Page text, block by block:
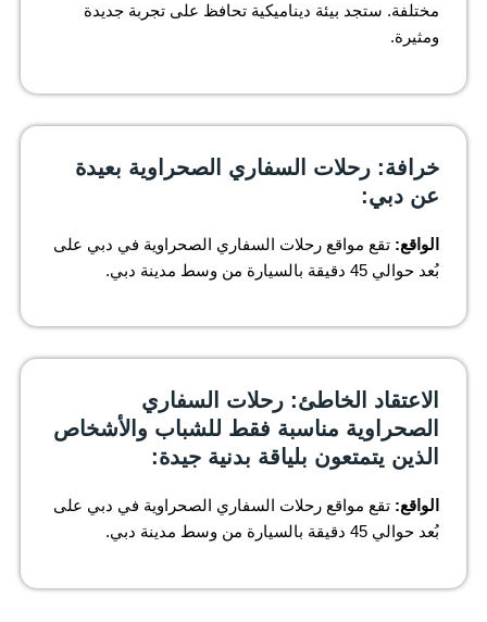
مختلفة. ستجد بيئة ديناميكية تحافظ على تجربة جديدة
ومثيرة.
خرافة: رحلات السفاري الصحراوية بعيدة
عن دبي:
الواقع: تقع مواقع رحلات السفاري الصحراوية في دبي على
بُعد حوالي 45 دقيقة بالسيارة من وسط مدينة دبي.
الاعتقاد الخاطئ: رحلات السفاري
الصحراوية مناسبة فقط للشباب والأشخاص
الذين يتمتعون بلياقة بدنية جيدة:
الواقع: تقع مواقع رحلات السفاري الصحراوية في دبي على
بُعد حوالي 45 دقيقة بالسيارة من وسط مدينة دبي.